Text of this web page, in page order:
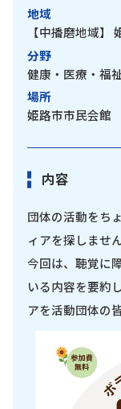
地域
【中播磨地域】
分野
健康・医療・福
場所
姫路市市民会館
内容
団体の活動をち
ィアを探しませ
今回は、聴覚に
いる内容を要約
アを活動団体の